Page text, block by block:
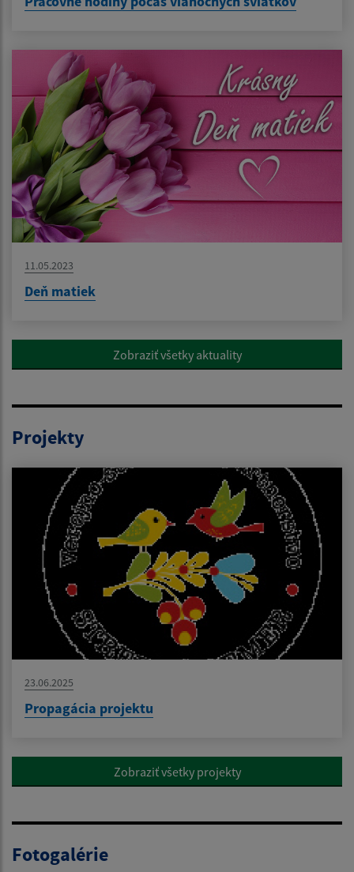
11.05.2023
Deň matiek
Zobraziť všetky aktuality
Projekty
23.06.2025
Propagácia projektu
Zobraziť všetky projekty
Fotogalérie